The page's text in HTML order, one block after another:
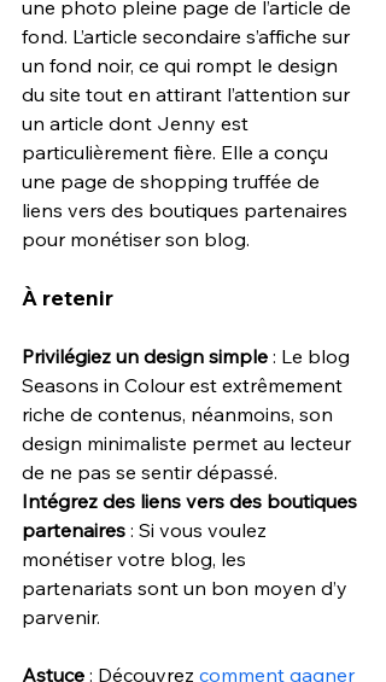
une photo pleine page de l’article de
fond. L’article secondaire s’affiche sur
un fond noir, ce qui rompt le design
du site tout en attirant l’attention sur
un article dont Jenny est
particulièrement fière. Elle a conçu
une page de shopping truffée de
liens vers des boutiques partenaires
pour monétiser son blog.
À retenir
Privilégiez un design simple : Le blog
Seasons in Colour est extrêmement
riche de contenus, néanmoins, son
design minimaliste permet au lecteur
de ne pas se sentir dépassé.
Intégrez des liens vers des boutiques
partenaires : Si vous voulez
monétiser votre blog, les
partenariats sont un bon moyen d’y
parvenir.
Astuce : Découvrez comment gagner